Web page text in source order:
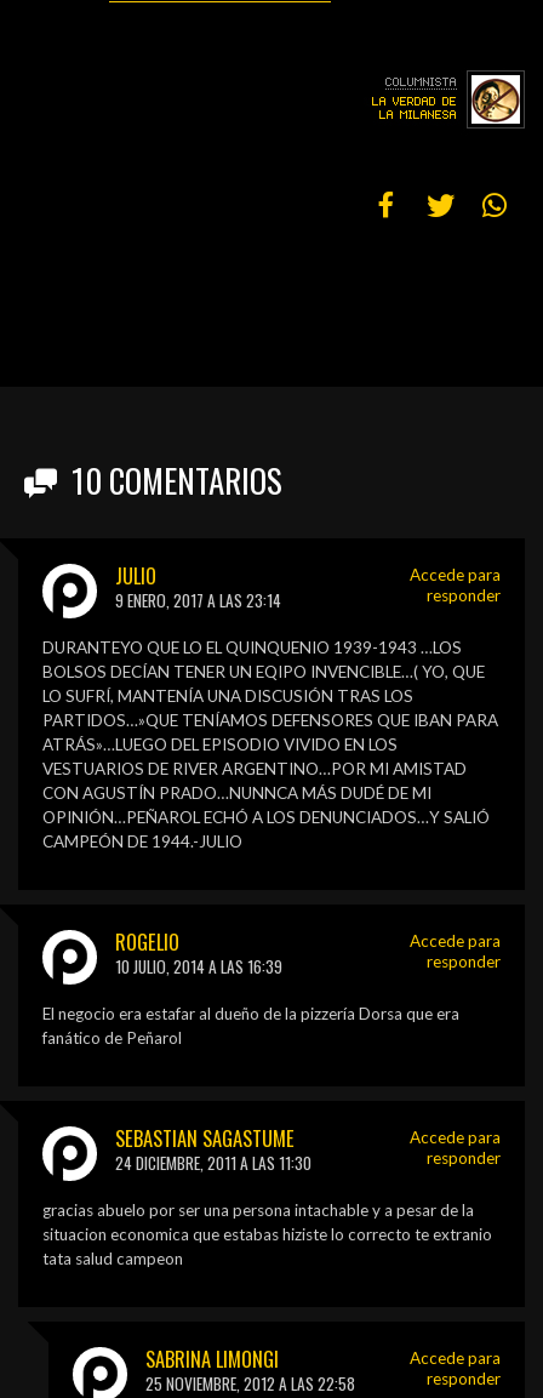
10 COMENTARIOS
JULIO
9 ENERO, 2017 A LAS 23:14
DURANTEYO QUE LO EL QUINQUENIO 1939-1943 …LOS
BOLSOS DECÍAN TENER UN EQIPO INVENCIBLE…( YO, QUE
LO SUFRÍ, MANTENÍA UNA DISCUSIÓN TRAS LOS
PARTIDOS…»QUE TENÍAMOS DEFENSORES QUE IBAN PARA
ATRÁS»…LUEGO DEL EPISODIO VIVIDO EN LOS
VESTUARIOS DE RIVER ARGENTINO…POR MI AMISTAD
CON AGUSTÍN PRADO…NUNNCA MÁS DUDÉ DE MI
OPINIÓN…PEÑAROL ECHÓ A LOS DENUNCIADOS…Y SALIÓ
CAMPEÓN DE 1944.-JULIO
Accede para
responder
ROGELIO
10 JULIO, 2014 A LAS 16:39
El negocio era estafar al dueño de la pizzería Dorsa que era
fanático de Peñarol
Accede para
responder
SEBASTIAN SAGASTUME
24 DICIEMBRE, 2011 A LAS 11:30
gracias abuelo por ser una persona intachable y a pesar de la
situacion economica que estabas hiziste lo correcto te extranio
tata salud campeon
Accede para
responder
SABRINA LIMONGI
25 NOVIEMBRE, 2012 A LAS 22:58
Accede para
responder